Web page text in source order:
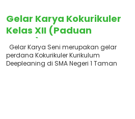
Gelar Karya Kokurikuler
Kelas XII (Paduan
Suara) Tema Harmoni
Dalam Perbedaan
SMAN 1 Taman 2025
Gelar Karya Seni merupakan gelar
perdana Kokurikuler Kurikulum
Deepleaning di SMA Negeri 1 Taman